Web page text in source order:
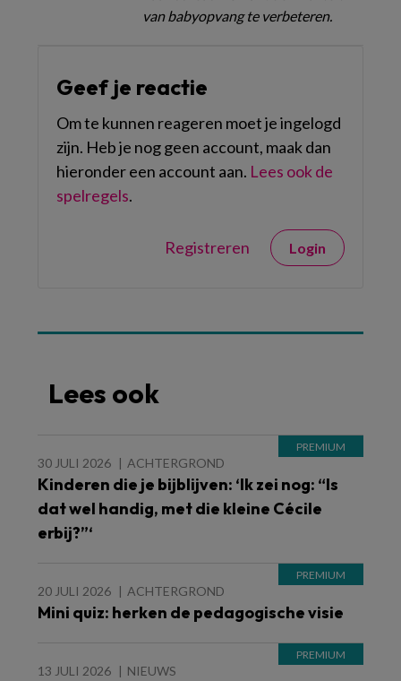
van babyopvang te verbeteren.
Geef je reactie
Om te kunnen reageren moet je ingelogd
zijn. Heb je nog geen account, maak dan
hieronder een account aan. Lees ook de
spelregels.
Registreren Login
Lees ook
30 JULI 2026 ACHTERGROND
Kinderen die je bijblijven: ‘Ik zei nog: “Is
dat wel handig, met die kleine Cécile
erbij?”‘
20 JULI 2026 ACHTERGROND
Mini quiz: herken de pedagogische visie
13 JULI 2026 NIEUWS